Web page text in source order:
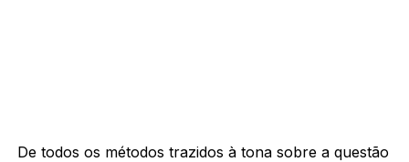
De todos os métodos trazidos à tona sobre a questão